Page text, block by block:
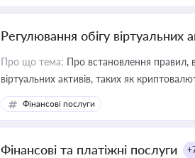
Регулювання обігу віртуальних
Про що тема: Про встановлення правил,
віртуальних активів, таких як
Фінансові послуги
Фінансові та платіжні послуги